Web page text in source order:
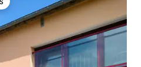
plus appréciés